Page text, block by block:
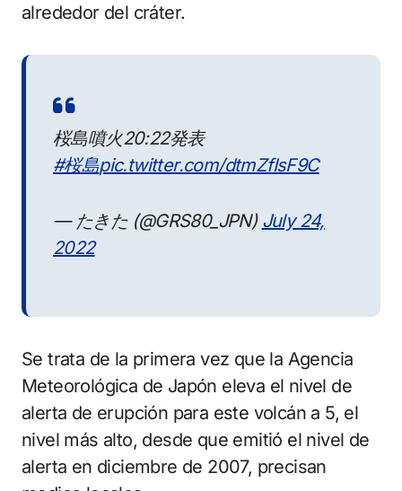
alrededor del cráter.
桜島噴火20:22発表
#桜島pic.twitter.com/dtmZfIsF9C
— たきた (@GRS80_JPN) July 24,
2022
Se trata de la primera vez que la Agencia
Meteorológica de Japón eleva el nivel de
alerta de erupción para este volcán a 5, el
nivel más alto, desde que emitió el nivel de
alerta en diciembre de 2007, precisan